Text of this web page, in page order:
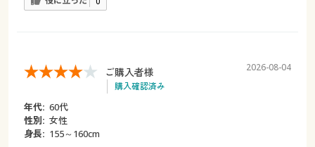
ご購入者様
購入確認済み
2026-08-04
年代: 60代
性別: 女性
身長: 155～160cm